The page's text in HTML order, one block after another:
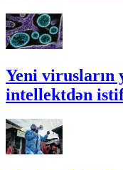
Yeni virusların
intellektdən